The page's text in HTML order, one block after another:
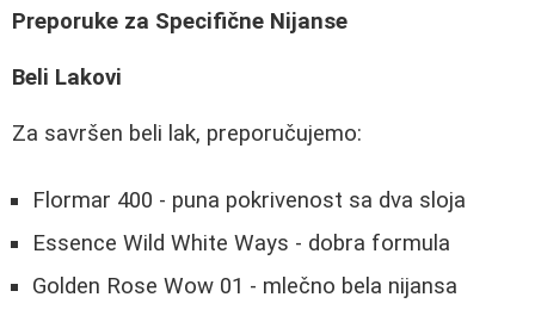
Preporuke za Specifične Nijanse
Beli Lakovi
Za savršen beli lak, preporučujemo:
Flormar 400 - puna pokrivenost sa dva sloja
Essence Wild White Ways - dobra formula
Golden Rose Wow 01 - mlečno bela nijansa